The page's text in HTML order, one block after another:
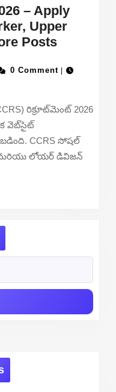
– Apply
Upper
PostsCCRS
2026
Apply
for
Social
Posts
0 Comment |
రిక్రూట్‌మెంట్ 2026
వెబ్‌సైట్
CCRS సోషల్
మరియు లోయర్ డివిజన్